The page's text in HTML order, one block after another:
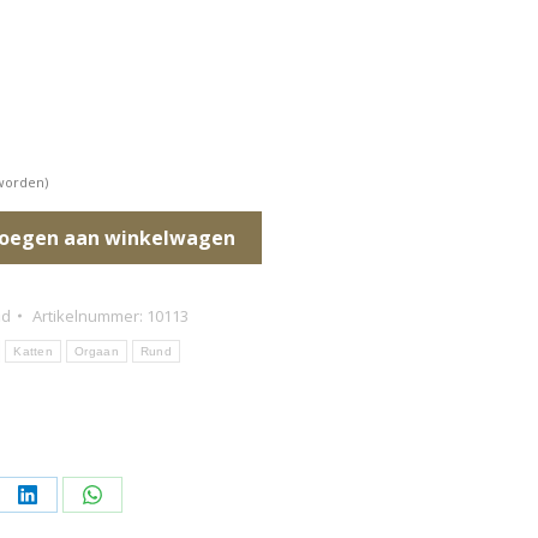
aan winkelwagen
Artikelnummer: 10113
Katten Orgaan Rund
Deel
Deel